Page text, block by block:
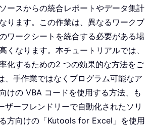
ースからの統合レポートやデータ集計
ります。この作業は、異なるワークブ
ワークシートを統合する必要がある場
くなります。本チュートリアルでは、
化するための2 つの効果的な方法をご
、手作業ではなくプログラム可能なア
けの VBA コードを使用する方法、も
ザーフレンドリーで自動化されたソリ
方向けの「Kutools for Excel」を使用